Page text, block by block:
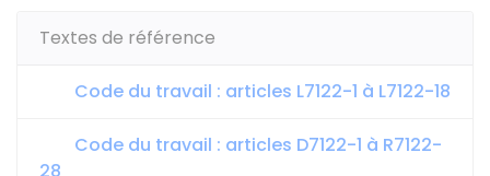
Textes de référence
Code du travail : articles L7122-1 à L7122-18
Code du travail : articles D7122-1 à R7122-